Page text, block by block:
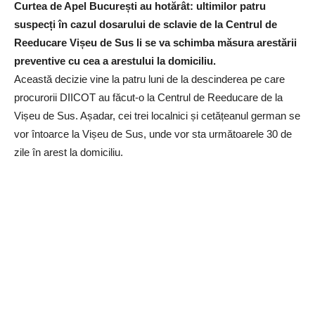
Curtea de Apel București au hotărât: ultimilor patru
suspecți în cazul dosarului de sclavie de la Centrul de
Reeducare Vișeu de Sus li se va schimba măsura arestării
preventive cu cea a arestului la domiciliu.
Această decizie vine la patru luni de la descinderea pe care
procurorii DIICOT au făcut-o la Centrul de Reeducare de la
Vișeu de Sus. Așadar, cei trei localnici și cetățeanul german se
vor întoarce la Vișeu de Sus, unde vor sta următoarele 30 de
zile în arest la domiciliu.